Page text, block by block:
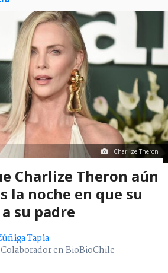
Charlize Theron
Charlize Theron aún
la noche en que su
su padre
Tapia
en BioBioChile